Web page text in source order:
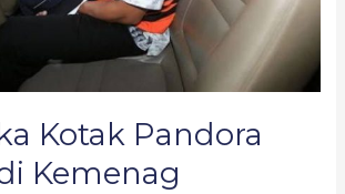
Kotak Pandora
Kemenag